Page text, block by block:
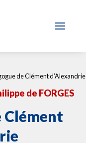
de Clément d’Alexandrie
de FORGES
Clément